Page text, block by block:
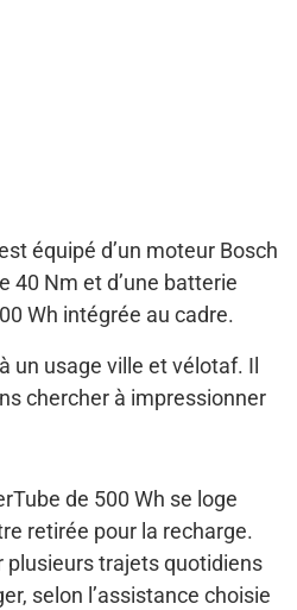
équipé d’un moteur Bosch
40 Nm et d’une batterie
Wh intégrée au cadre.
un usage ville et vélotaf. Il
chercher à impressionner
de 500 Wh se loge
retirée pour la recharge.
plusieurs trajets quotidiens
selon l’assistance choisie